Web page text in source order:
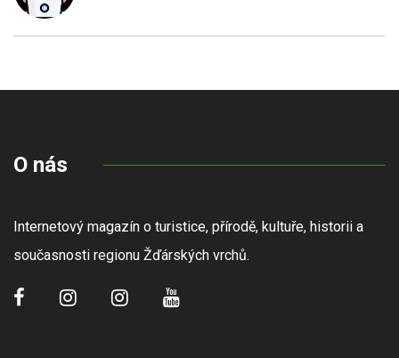
O nás
Internetový magazín o turistice, přírodě, kultuře, historii a
současnosti regionu Žďárských vrchů.